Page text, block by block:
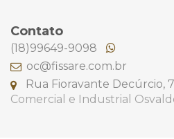
Contato
(18)99649-9098
oc@fissare.com.br
Rua Fioravante Decúrcio,
Comercial e Industrial